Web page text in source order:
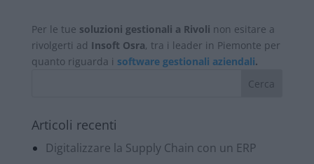
Per le tue soluzioni gestionali a Rivoli non esitare a
rivolgerti ad Insoft Osra, tra i leader in Piemonte per
quanto riguarda i software gestionali aziendali.
Articoli recenti
Digitalizzare la Supply Chain con un ERP